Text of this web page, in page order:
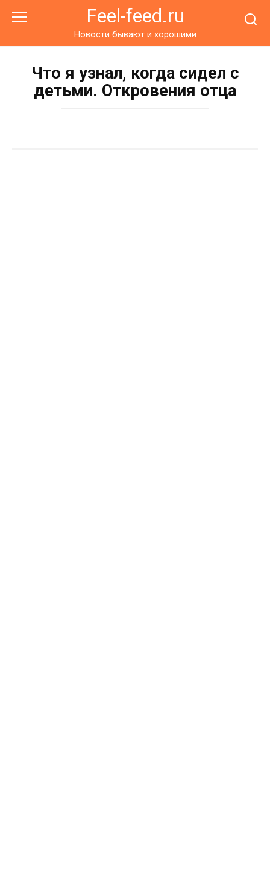
Feel-feed.ru
Новости бывают и хорошими
Что я узнал, когда сидел с
детьми. Откровения отца